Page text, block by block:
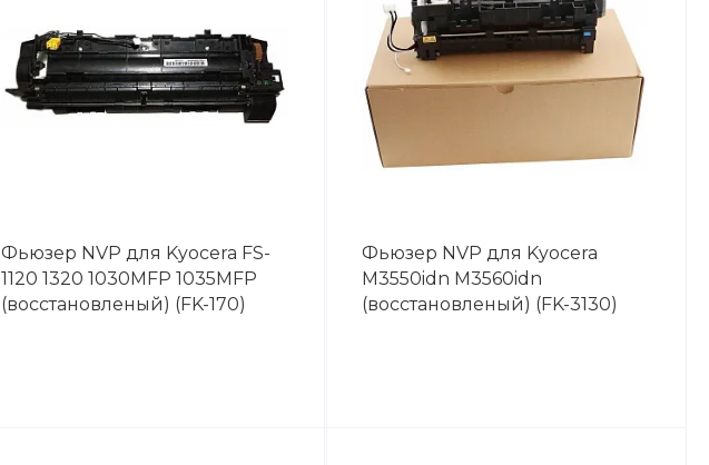
Фьюзер NVP для Kyocera FS-
1120 1320 1030MFP 1035MFP
(восстановленый) (FK-170)
Фьюзер NVP для Kyocera
M3550idn M3560idn
(восстановленый) (FK-3130)